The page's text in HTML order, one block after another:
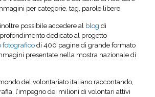
per categorie, tag, parole libere.
possibile accedere al blog di
dedicato al progetto
fotograficodi 400 pagine di grande formato
presentate nella mostra nazionale di
del volontariato italiano raccontando,
l’impegno dei milioni di volontari attivi